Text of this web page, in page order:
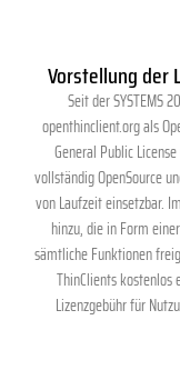
Vorstellung der
Seit der SYSTEMS
openthinclient.org als
General Public
vollständig OpenSource
von Laufzeit einsetzbar.
hinzu, die in Form
sämtliche Funktionen
ThinClients kostenlos
Lizenzgebühr für